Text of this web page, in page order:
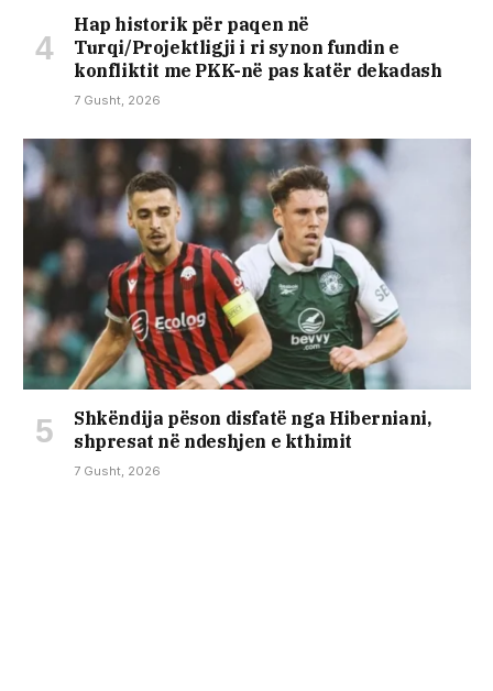
Hap historik për paqen në
Turqi/Projektligji i ri synon fundin e
konfliktit me PKK-në pas katër dekadash
7 Gusht, 2026
Shkëndija pëson disfatë nga Hiberniani,
shpresat në ndeshjen e kthimit
7 Gusht, 2026